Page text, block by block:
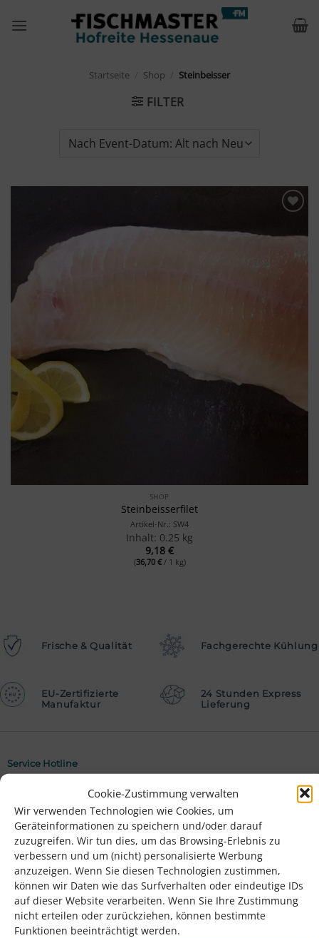
Cookie-Zustimmung verwalten
Wir verwenden Technologien wie Cookies, um
Geräteinformationen zu speichern und/oder darauf
zuzugreifen. Wir tun dies, um das Browsing-Erlebnis zu
verbessern und um (nicht) personalisierte Werbung
anzuzeigen. Wenn Sie diesen Technologien zustimmen,
können wir Daten wie das Surfverhalten oder eindeutige IDs
auf dieser Website verarbeiten. Wenn Sie Ihre Zustimmung
nicht erteilen oder zurückziehen, können bestimmte
Funktionen beeinträchtigt werden.
Inhalt
Startseite Shop Steinbeisser
FILTER
SHOP
Steinbeisserfilet
Artikel-Nr.: SW4
Inhalt: 0.25 kg
9,18 €
(36,70 €/ 1 kg)
Frische & Qualität Fachgerechte Kühlung
EU-Zertifizierte
Manufaktur
24 Stunden Express
Lieferung
Service Hotline
Telefonische Unterstützung und Beratung unter:
06147-9353202
Shop Service
Rezepte
Hochzeit feiern bei Fischmaster
Kontakt